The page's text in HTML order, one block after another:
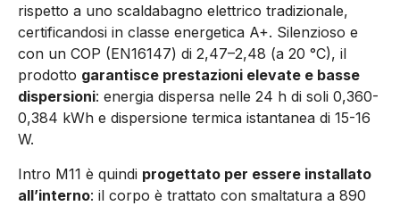
rispetto a uno scaldabagno elettrico tradizionale,
certificandosi in classe energetica A+. Silenzioso e
con un COP (EN16147) di 2,47–2,48 (a 20 °C), il
prodotto garantisce prestazioni elevate e basse
dispersioni: energia dispersa nelle 24 h di soli 0,360-
0,384 kWh e dispersione termica istantanea di 15-16
W.
Intro M11 è quindi progettato per essere installato
all’interno: il corpo è trattato con smaltatura a 890